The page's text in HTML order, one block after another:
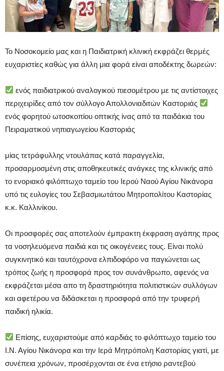
Το Νοσοκομείο μας και η Παιδιατρική κλινική εκφράζει θερμές
ευχαριστίες καθώς για άλλη μια φορά είναι αποδέκτης δωρεών:
ενός παιδιατρικού αναλογικού πιεσομέτρου με τις αντίστοιχες
περιχειρίδες από τον σύλλογο Απολλονιαδιτών Καστοριάς
ενός φορητού ωτοσκοπίου οπτικής ίνας από τα παιδάκια του
Πειραματικού νηπιαγωγείου Καστοριάς
μίας τετράφυλλης ντουλάπας κατά παραγγελία,
προσαρμοσμένη στις αποθηκευτικές ανάγκες της κλινικής από
το ενοριακό φιλόπτωχο ταμείο του Ιερού Ναού Αγίου Νικάνορα
υπό τις ευλογίες του Σεβασμιωτάτου Μητροπολίτου Καστορίας
κ.κ. Καλλινίκου.
Οι προσφορές σας αποτελούν έμπρακτη έκφραση αγάπης προς
τα νοσηλευόμενα παιδιά και τις οικογένειες τους. Είναι πολύ
συγκινητικό και ταυτόχρονα ελπιδοφόρο να παγιώνεται ως
τρόπος ζωής η προσφορά προς τον συνάνθρωπο, αφενός να
εκφράζεται μέσα απο τη δραστηριότητα πολιτιστικών συλλόγων
και αφετέρου να διδάσκεται η προσφορά από την τρυφερή
παιδική ηλικία.
Επίσης, ευχαριστούμε από καρδιάς το φιλόπτωχο ταμείο του
Ι.Ν. Αγίου Νικάνορα και την Ιερά Μητρόπολη Καστορίας γιατί, με
συνέπεια χρόνων, προσέρχονται σε ένα ετήσιο ραντεβού